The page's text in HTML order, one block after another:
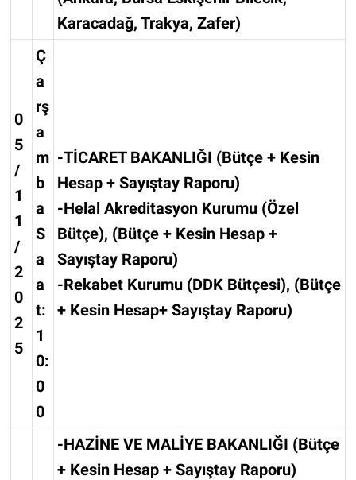
Karacadağ, Trakya, Zafer)
0
5
/
1
1
/
2
0
2
5
Ç
a
rş
a
m
b
a
S
a
a
t:
1
0:
0
0
-TİCARET BAKANLIĞI (Bütçe + Kesin
Hesap + Sayıştay Raporu)
-Helal Akreditasyon Kurumu (Özel
Bütçe), (Bütçe + Kesin Hesap +
Sayıştay Raporu)
-Rekabet Kurumu (DDK Bütçesi), (Bütçe
+ Kesin Hesap+ Sayıştay Raporu)
-HAZİNE VE MALİYE BAKANLIĞI (Bütçe
+ Kesin Hesap + Sayıştay Raporu)